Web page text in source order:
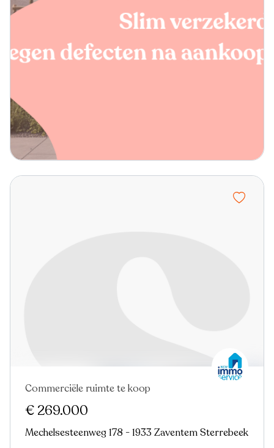
Commerciële ruimte te koop
€ 269.000
Mechelsesteenweg 178 - 1933 Zaventem Sterrebeek